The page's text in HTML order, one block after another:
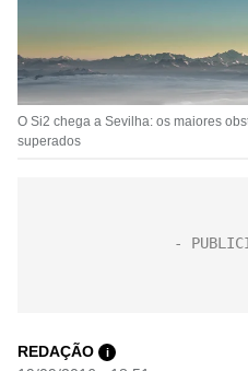
O Si2 chega a Sevilha: os maiores
superados
REDAÇÃO i